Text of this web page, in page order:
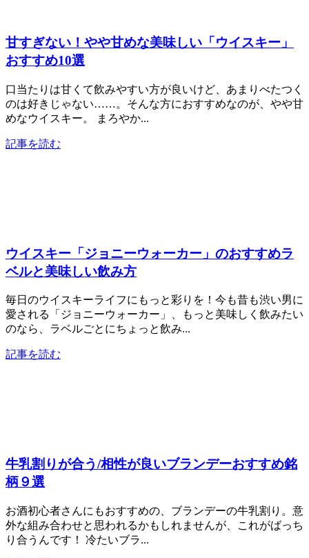
甘すぎない！やや甘めな美味しい「ウイスキー」
おすすめ10選
口当たりは甘くて飲みやすい方が良いけど、あまりべたつく
のは好きじゃない……。そんな方におすすめなのが、やや甘
めなウイスキー。 まろやか...
記事を読む
ウイスキー「ジョニーウォーカー」のおすすめラ
ベルと美味しい飲み方
毎日のウイスキーライフにもっと彩りを！今も昔も渋い男に
愛される「ジョニーウォーカー」、もっと美味しく飲みたい
のなら、ラベルごとにちょっと飲み...
記事を読む
牛乳割りが合う/相性が良いブランデーおすすめ銘
柄９選
お酒初心者さんにもおすすめの、ブランデーの牛乳割り。意
外な組み合わせと思われるかもしれませんが、これがばっち
り合うんです！ 冷たいブラ...